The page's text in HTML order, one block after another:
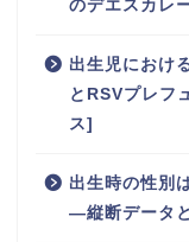
のデエスカレ
出生児におけ
とRSVプレフ
ス]
出生時の性別
―縦断データ